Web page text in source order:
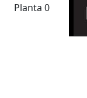
Planta 0